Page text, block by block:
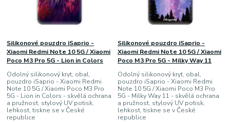
Silikonové pouzdro iSaprio -
Xiaomi Redmi Note 10 5G / Xiaomi
Poco M3 Pro 5G - Lion in Colors
Odolný silikonový kryt, obal,
pouzdro iSaprio - Xiaomi Redmi
Note 10 5G / Xiaomi Poco M3 Pro
5G - Lion in Colors - skvělá ochrana
a pružnost, stylový UV potisk,
lehkost, tiskne se v České
republice
Silikonové pouzdro iSaprio -
Xiaomi Redmi Note 10 5G / Xiaomi
Poco M3 Pro 5G - Milky Way 11
Odolný silikonový kryt, obal,
pouzdro iSaprio - Xiaomi Redmi
Note 10 5G / Xiaomi Poco M3 Pro
5G - Milky Way 11 - skvělá ochrana
a pružnost, stylový UV potisk,
lehkost, tiskne se v České
republice